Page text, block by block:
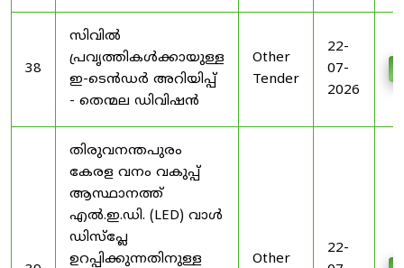
38
സിവിൽ
പ്രവൃത്തികൾക്കായുള്ള
ഇ-ടെൻഡർ അറിയിപ്പ്
- തെന്മല ഡിവിഷൻ
Other
Tender
22-
07-
2026
തിരുവനന്തപുരം
കേരള വനം വകുപ്പ്
ആസ്ഥാനത്ത്
എൽ.ഇ.ഡി. (LED) വാൾ
ഡിസ്‌പ്ലേ
ഉറപ്പിക്കുന്നതിനുള്ള
Other
22-